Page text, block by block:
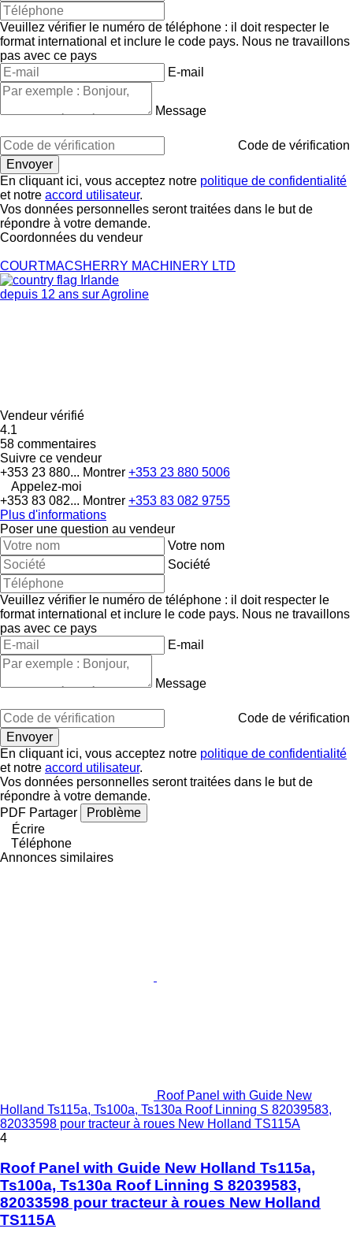
Veuillez vérifier le numéro de téléphone : il doit respecter le
format international et inclure le code pays. Nous ne travaillons
pas avec ce pays
E-mail
Message
Code de vérification
En cliquant ici, vous acceptez notre politique de confidentialité
et notre accord utilisateur.
Vos données personnelles seront traitées dans le but de
répondre à votre demande.
Coordonnées du vendeur
COURTMACSHERRY MACHINERY LTD
Irlande
depuis 12 ans sur Agroline
Vendeur vérifié
4.1
58 commentaires
Suivre ce vendeur
+353 23 880... Montrer +353 23 880 5006
Appelez-moi
+353 83 082... Montrer +353 83 082 9755
Plus d'informations
Poser une question au vendeur
Votre nom
Société
Veuillez vérifier le numéro de téléphone : il doit respecter le
format international et inclure le code pays. Nous ne travaillons
pas avec ce pays
E-mail
Message
Code de vérification
En cliquant ici, vous acceptez notre politique de confidentialité
et notre accord utilisateur.
Vos données personnelles seront traitées dans le but de
répondre à votre demande.
PDF Partager
Problème
Écrire
Téléphone
Annonces similaires
Roof Panel with Guide New
Holland Ts115a, Ts100a, Ts130a Roof Linning S 82039583,
82033598 pour tracteur à roues New Holland TS115A
4
Roof Panel with Guide New Holland Ts115a,
Ts100a, Ts130a Roof Linning S 82039583,
82033598 pour tracteur à roues New Holland
TS115A